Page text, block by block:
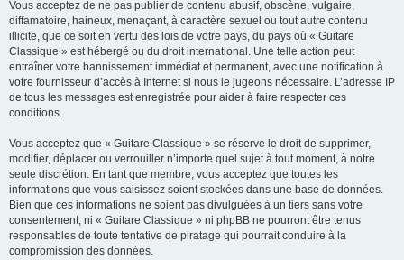
Vous acceptez de ne pas publier de contenu abusif, obscène, vulgaire,
diffamatoire, haineux, menaçant, à caractère sexuel ou tout autre contenu
illicite, que ce soit en vertu des lois de votre pays, du pays où « Guitare
Classique » est hébergé ou du droit international. Une telle action peut
entraîner votre bannissement immédiat et permanent, avec une notification à
votre fournisseur d’accès à Internet si nous le jugeons nécessaire. L’adresse IP
de tous les messages est enregistrée pour aider à faire respecter ces
conditions.
Vous acceptez que « Guitare Classique » se réserve le droit de supprimer,
modifier, déplacer ou verrouiller n’importe quel sujet à tout moment, à notre
seule discrétion. En tant que membre, vous acceptez que toutes les
informations que vous saisissez soient stockées dans une base de données.
Bien que ces informations ne soient pas divulguées à un tiers sans votre
consentement, ni « Guitare Classique » ni phpBB ne pourront être tenus
responsables de toute tentative de piratage qui pourrait conduire à la
compromission des données.